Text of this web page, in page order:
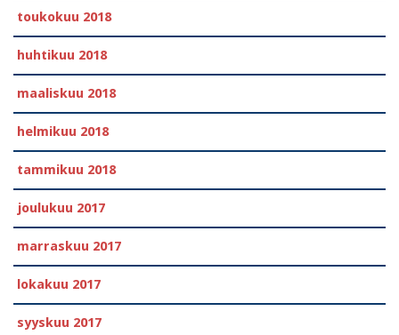
toukokuu 2018
huhtikuu 2018
maaliskuu 2018
helmikuu 2018
tammikuu 2018
joulukuu 2017
marraskuu 2017
lokakuu 2017
syyskuu 2017